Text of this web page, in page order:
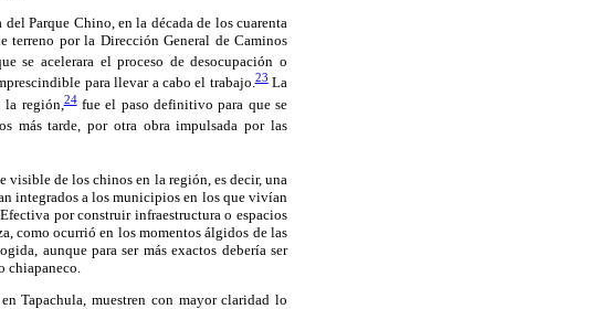
Parque Chino, en la década de los cuarenta
terreno por la Dirección General de Caminos
se acelerara el proceso de desocupación o
para llevar a cabo el trabajo.23La
la región,24fue el paso definitivo para que se
más tarde, por otra obra impulsada por las
visible de los chinos en la región, es decir, una
integrados a los municipios en los que vivían
por construir infraestructura o espacios
como ocurrió en los momentos álgidos de las
aunque para ser más exactos debería ser
chiapaneco.
Tapachula, muestren con mayor claridad lo